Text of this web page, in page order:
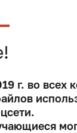
г. во